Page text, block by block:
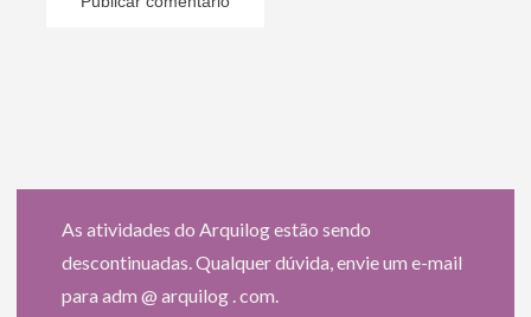
As atividades do Arquilog estão sendo
descontinuadas. Qualquer dúvida, envie um e-mail
para adm @ arquilog . com.